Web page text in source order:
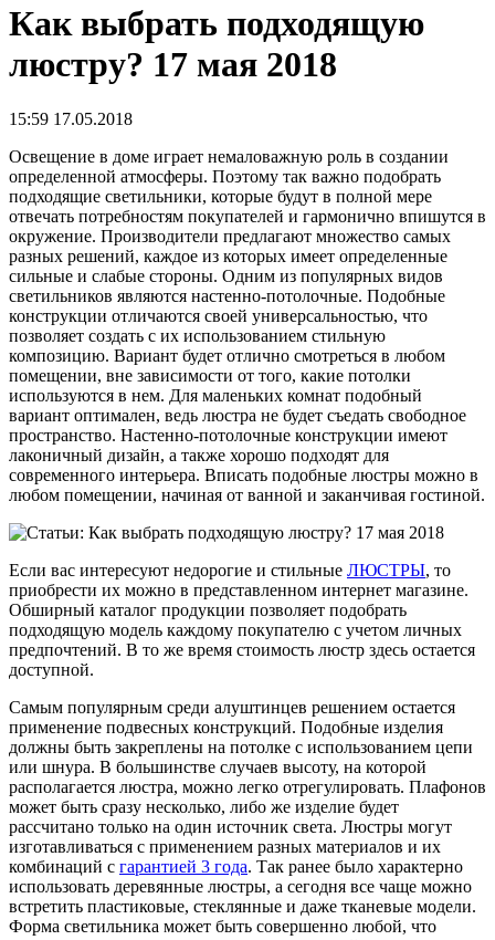
Как выбрать подходящую
люстру? 17 мая 2018
15:59 17.05.2018
Освещение в доме играет немаловажную роль в создании
определенной атмосферы. Поэтому так важно подобрать
подходящие светильники, которые будут в полной мере
отвечать потребностям покупателей и гармонично впишутся в
окружение. Производители предлагают множество самых
разных решений, каждое из которых имеет определенные
сильные и слабые стороны. Одним из популярных видов
светильников являются настенно-потолочные. Подобные
конструкции отличаются своей универсальностью, что
позволяет создать с их использованием стильную
композицию. Вариант будет отлично смотреться в любом
помещении, вне зависимости от того, какие потолки
используются в нем. Для маленьких комнат подобный
вариант оптимален, ведь люстра не будет съедать свободное
пространство. Настенно-потолочные конструкции имеют
лаконичный дизайн, а также хорошо подходят для
современного интерьера. Вписать подобные люстры можно в
любом помещении, начиная от ванной и заканчивая гостиной.
Если вас интересуют недорогие и стильные ЛЮСТРЫ, то
приобрести их можно в представленном интернет магазине.
Обширный каталог продукции позволяет подобрать
подходящую модель каждому покупателю с учетом личных
предпочтений. В то же время стоимость люстр здесь остается
доступной.
Самым популярным среди алуштинцев решением остается
применение подвесных конструкций. Подобные изделия
должны быть закреплены на потолке с использованием цепи
или шнура. В большинстве случаев высоту, на которой
располагается люстра, можно легко отрегулировать. Плафонов
может быть сразу несколько, либо же изделие будет
рассчитано только на один источник света. Люстры могут
изготавливаться с применением разных материалов и их
комбинаций с гарантией 3 года. Так ранее было характерно
использовать деревянные люстры, а сегодня все чаще можно
встретить пластиковые, стеклянные и даже тканевые модели.
Форма светильника может быть совершенно любой, что